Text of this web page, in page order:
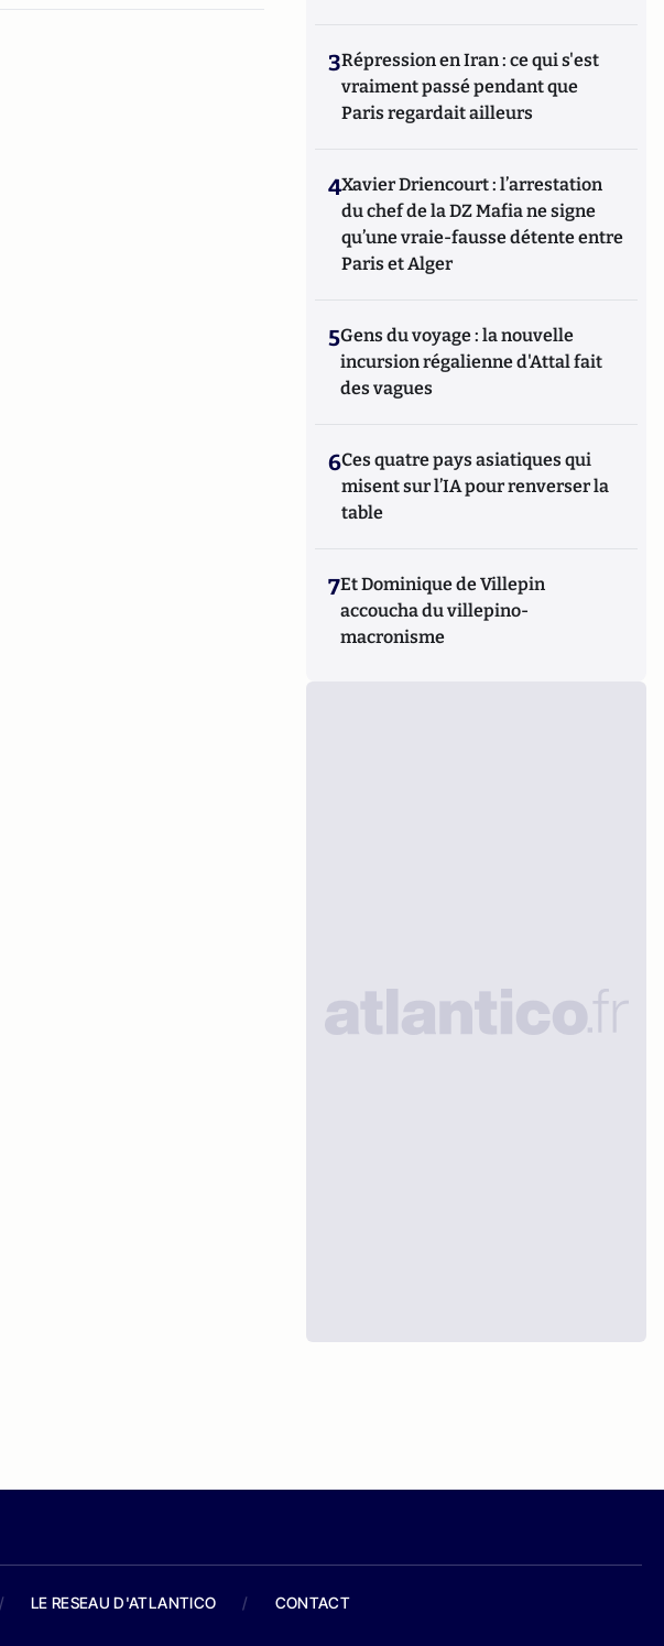
3Répression en Iran : ce qui s'est
vraiment passé pendant que
Paris regardait ailleurs
4Xavier Driencourt : l’arrestation
du chef de la DZ Mafia ne signe
qu’une vraie-fausse détente entre
Paris et Alger
5Gens du voyage : la nouvelle
incursion régalienne d'Attal fait
des vagues
6Ces quatre pays asiatiques qui
misent sur l’IA pour renverser la
table
7Et Dominique de Villepin
accoucha du villepino-
macronisme
/ LE RESEAU D'ATLANTICO / CONTACT